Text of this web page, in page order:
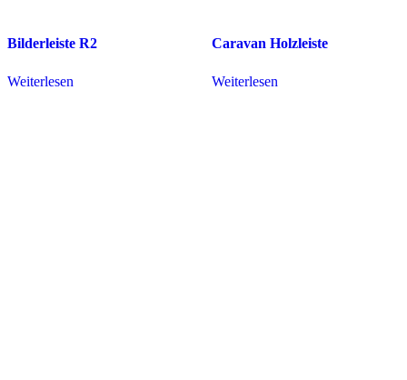
Bilderleiste R2
Weiterlesen
Caravan Holzleiste
Weiterlesen